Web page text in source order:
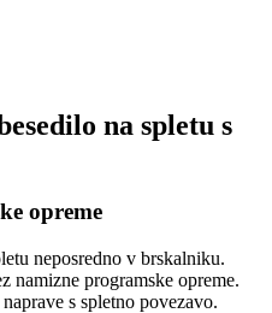
na spletu s
opreme
neposredno v brskalniku.
namizne programske opreme.
s spletno povezavo.